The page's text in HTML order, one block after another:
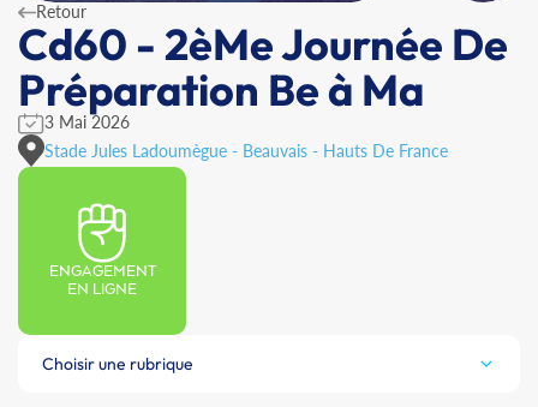
Retour
Cd60 - 2èMe Journée De
Préparation Be à Ma
3 Mai 2026
Stade Jules Ladoumègue - Beauvais - Hauts De France
ENGAGEMENT
EN LIGNE
Choisir une rubrique